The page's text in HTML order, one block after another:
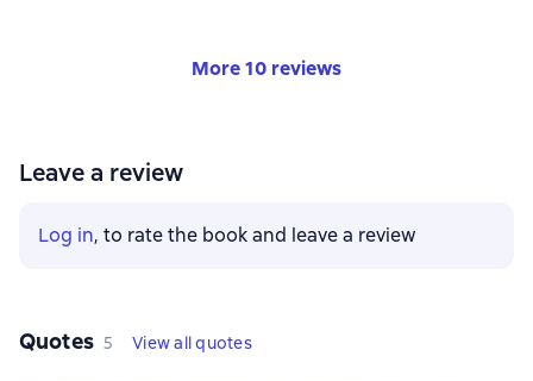
More 10 reviews
Leave a review
Log in, to rate the book and leave a review
Quotes 5 View all quotes